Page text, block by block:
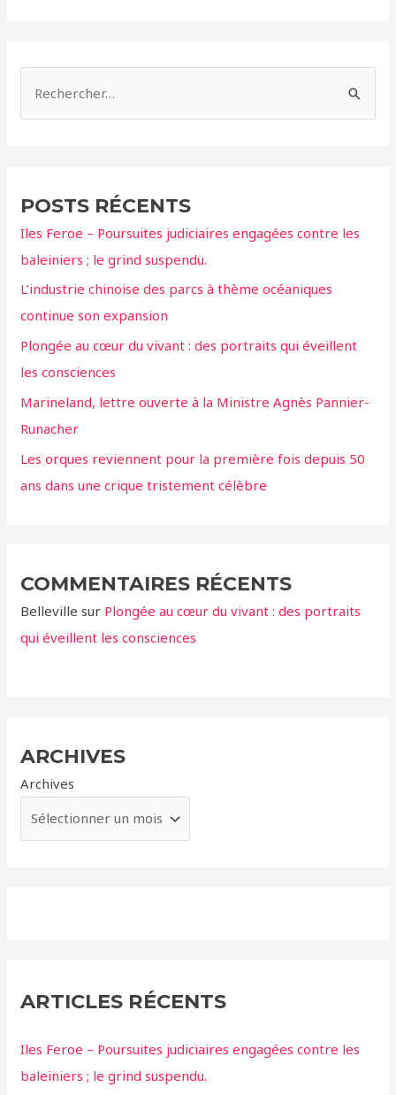
r
c
h
e
r
:
POSTS RÉCENTS
Iles Feroe – Poursuites judiciaires engagées contre les
baleiniers ; le grind suspendu.
L’industrie chinoise des parcs à thème océaniques
continue son expansion
Plongée au cœur du vivant : des portraits qui éveillent
les consciences
Marineland, lettre ouverte à la Ministre Agnès Pannier-
Runacher
Les orques reviennent pour la première fois depuis 50
ans dans une crique tristement célèbre
COMMENTAIRES RÉCENTS
Belleville sur Plongée au cœur du vivant : des portraits
qui éveillent les consciences
ARCHIVES
Archives
ARTICLES RÉCENTS
Iles Feroe – Poursuites judiciaires engagées contre les
baleiniers ; le grind suspendu.